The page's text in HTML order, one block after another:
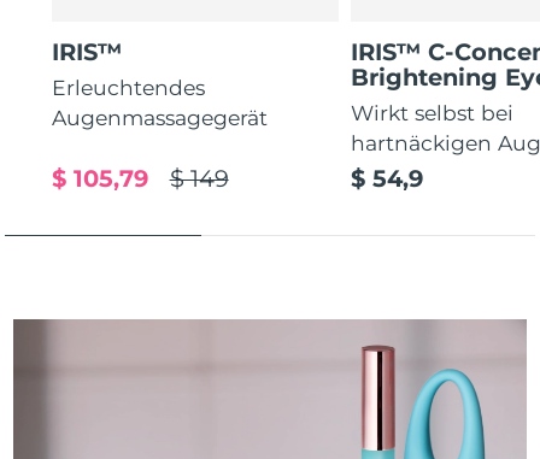
IRIS™
Erleuchtendes
Augenmassagegerät
$ 149
$ 105,79
IRIS™ C-
Brightening
Wirkt selbst bei
hartnäckigen
$ 54,9